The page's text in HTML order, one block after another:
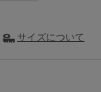
サイズについて